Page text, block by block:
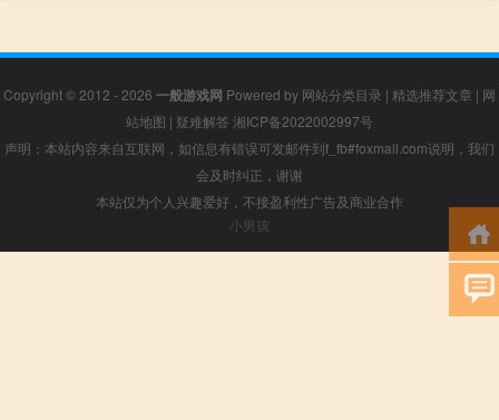
Copyright © 2012 - 2026 一般游戏网 Powered by 网站分类目录 | 精选推荐文章 | 网
站地图 | 疑难解答 湘ICP备2022002997号
声明：本站内容来自互联网，如信息有错误可发邮件到f_fb#foxmail.com说明，我们
会及时纠正，谢谢
本站仅为个人兴趣爱好，不接盈利性广告及商业合作
小男孩